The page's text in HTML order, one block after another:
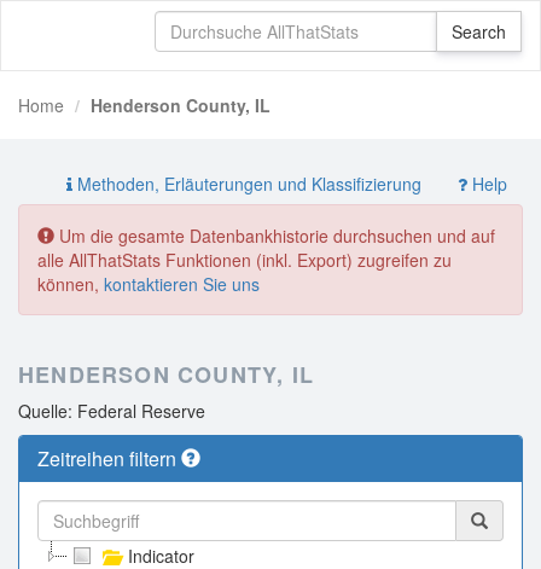
Home Henderson County, IL
Methoden, Erläuterungen und Klassifizierung Help
Um die gesamte Datenbankhistorie durchsuchen und auf
alle AllThatStats Funktionen (inkl. Export) zugreifen zu
können, kontaktieren Sie uns
HENDERSON COUNTY, IL
Quelle: Federal Reserve
Zeitreihen filtern
Indicator